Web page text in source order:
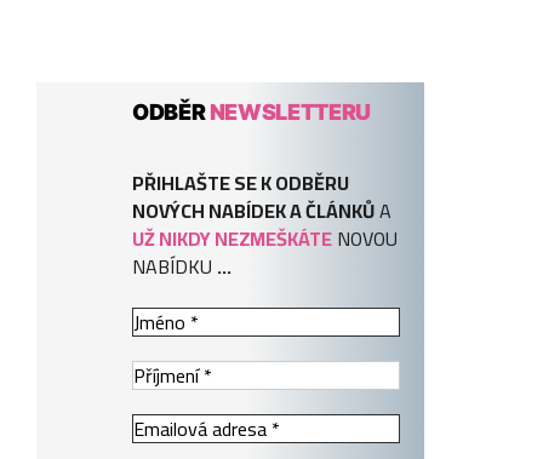
ODBĚRNEWSLETTERU
PŘIHLAŠTE SE K ODBĚRU
NOVÝCH NABÍDEK A ČLÁNKŮA
UŽ NIKDY NEZMEŠKÁTENOVOU
NABÍDKU ...